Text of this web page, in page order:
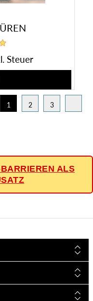
Steuer
1 2 3
ALS